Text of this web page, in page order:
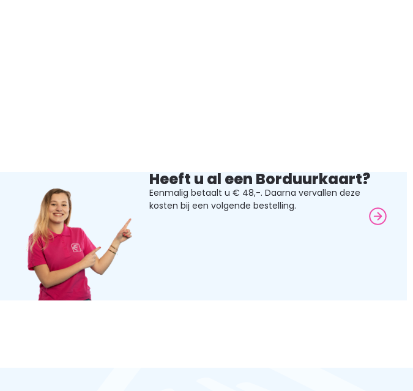
Heeft u al een Borduurkaart?
Eenmalig betaalt u € 48,-. Daarna vervallen deze
kosten bij een volgende bestelling.